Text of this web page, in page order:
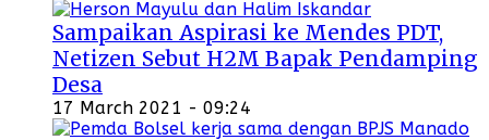
Sampaikan Aspirasi ke Mendes PDT,
Netizen Sebut H2M Bapak Pendamping
Desa
17 March 2021 - 09:24